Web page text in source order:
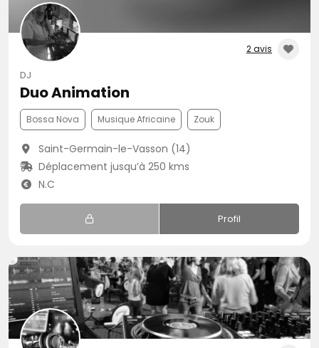
2 avis
DJ
Duo Animation
Bossa Nova Musique Africaine Zouk
Saint-Germain-le-Vasson (14)
Déplacement jusqu’à 250 kms
N.C
Profil